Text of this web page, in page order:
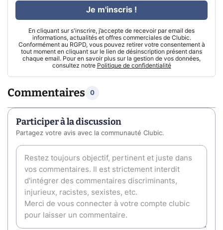
En cliquant sur s'inscrire, j’accepte de recevoir par email des
informations, actualités et offres commerciales de Clubic.
Conformément au RGPD, vous pouvez retirer votre consentement à
tout moment en cliquant sur le lien de désinscription présent dans
chaque email. Pour en savoir plus sur la gestion de vos données,
consultez notre Politique de confidentialité
Je m'inscris !
Commentaires 0
Participer à la discussion
Partagez votre avis avec la communauté Clubic.